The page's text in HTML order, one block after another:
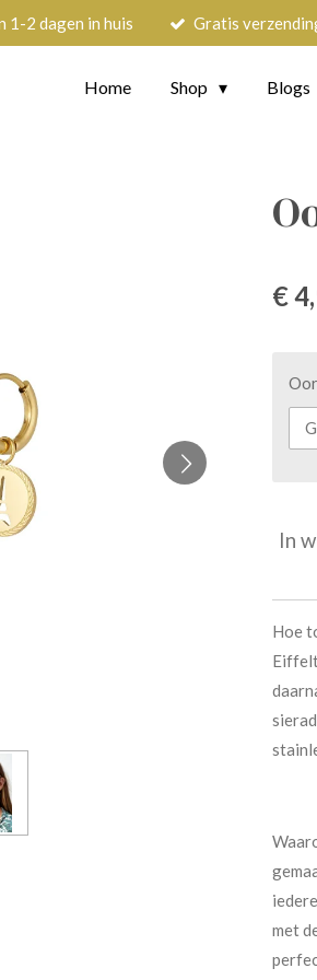
1-2 dagen in huis Gratis
Home Shop Blogs
€
In
Hoe
met